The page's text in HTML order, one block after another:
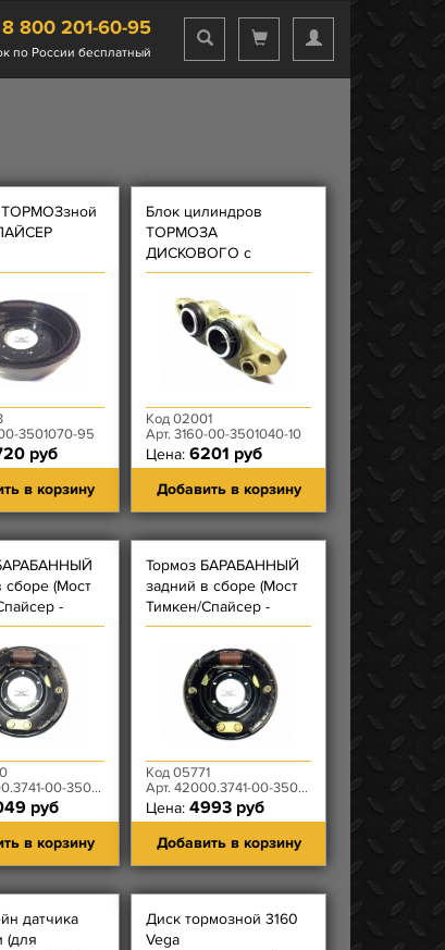
8 800 201-60-95
по России бесплатный
ТОРМОЗзной
3501070-95
руб
в корзину
Блок цилиндров
ТОРМОЗА
ДИСКОВОГО с
ПОРШНЯМИ правый
Код 02001
Арт. 3160-00-3501040-10
Цена: 6201 руб
Добавить в корзину
сборе (Мост
-
00-3502011-00
руб
в корзину
Тормоз БАРАБАННЫЙ
задний в сборе (Мост
Тимкен/Спайсер -
простые цилиндры)
Код 05771
Арт. 42000.3741-00-3502010-00
Цена: 4993 руб
Добавить в корзину
датчика
(для
Диск тормозной 3160
Vega